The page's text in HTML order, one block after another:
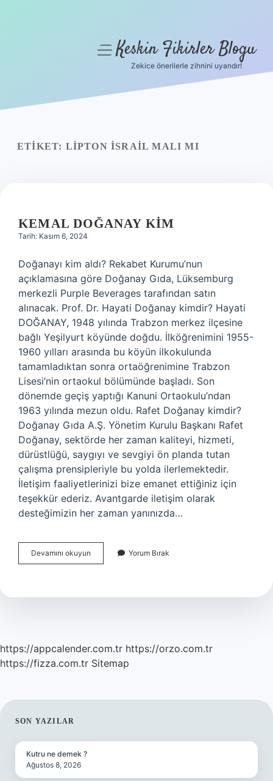
Yasal Uyarı
menüyüKeskin Fikirler Blogu
Zekice önerilerle zihnini uyandır!
ETIKET: LIPTON İSRAIL MALI MI
KEMAL DOĞANAY KIM
Tarih: Kasım 6, 2024
Doğanayı kim aldı? Rekabet Kurumu’nun
açıklamasına göre Doğanay Gıda, Lüksemburg
merkezli Purple Beverages tarafından satın
alınacak. Prof. Dr. Hayati Doğanay kimdir? Hayati
DOĞANAY, 1948 yılında Trabzon merkez ilçesine
bağlı Yeşilyurt köyünde doğdu. İlköğrenimini 1955-
1960 yılları arasında bu köyün ilkokulunda
tamamladıktan sonra ortaöğrenimine Trabzon
Lisesi’nin ortaokul bölümünde başladı. Son
dönemde geçiş yaptığı Kanuni Ortaokulu’ndan
1963 yılında mezun oldu. Rafet Doğanay kimdir?
Doğanay Gıda A.Ş. Yönetim Kurulu Başkanı Rafet
Doğanay, sektörde her zaman kaliteyi, hizmeti,
dürüstlüğü, saygıyı ve sevgiyi ön planda tutan
çalışma prensipleriyle bu yolda ilerlemektedir.
İletişim faaliyetlerinizi bize emanet ettiğiniz için
teşekkür ederiz. Avantgarde iletişim olarak
desteğimizin her zaman yanınızda…
Devamını okuyun
Doğanay
Yorum Bırak
https://appcalender.com.tr https://orzo.com.tr
https://fizza.com.tr Sitemap
SIDEBAR
SON YAZILAR
Kutru ne demek ?
Ağustos 8, 2026